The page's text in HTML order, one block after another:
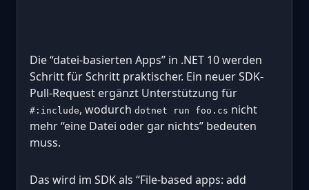
Die “datei-basierten Apps” in .NET 10 werden
Schritt für Schritt praktischer. Ein neuer SDK-
Pull-Request ergänzt Unterstützung für
#:include, wodurch dotnet run foo.cs nicht
mehr “eine Datei oder gar nichts” bedeuten
muss.
Das wird im SDK als “File-based apps: add